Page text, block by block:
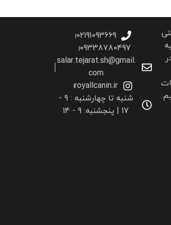
02191093669
09338780497
salar.tejarat.sh@gmail.
com
royallcanin.ir
شنبه تا چهارشنبه : 9 -
17 | پنجشنبه: 9 - 14